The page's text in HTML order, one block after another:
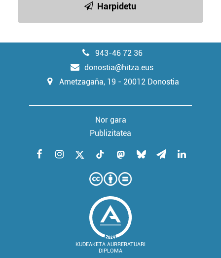
Harpidetu
943-46 72 36
donostia@hitza.eus
Ametzagaña, 19 - 20012 Donostia
Nor gara
Publizitatea
KUDEAKETA AURRERATUARI
DIPLOMA